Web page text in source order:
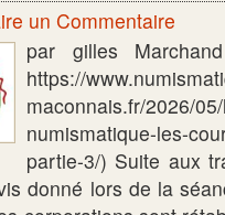
un Commentaire
par gilles
https://
maconnais.fr/2026/
numismatique-les-
partie-3/) Suite aux
donné lors de la